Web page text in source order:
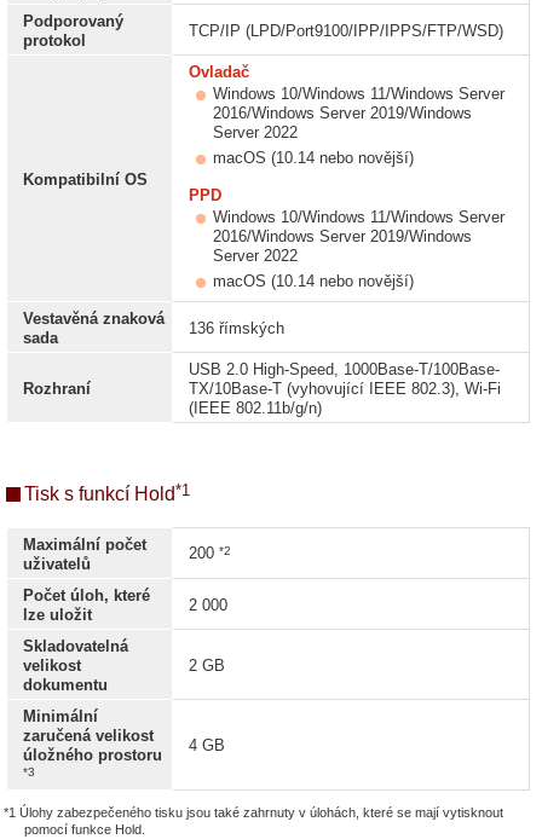
Podporovaný
protokol
TCP/IP (LPD/Port9100/IPP/IPPS/FTP/WSD)
Kompatibilní OS
Ovladač
Windows 10/Windows 11/Windows Server
2016/Windows Server 2019/Windows
Server 2022
macOS (10.14 nebo novější)
PPD
Windows 10/Windows 11/Windows Server
2016/Windows Server 2019/Windows
Server 2022
macOS (10.14 nebo novější)
Vestavěná znaková
sada
136 římských
Rozhraní
USB 2.0 High-Speed, 1000Base-T/100Base-
TX/10Base-T (vyhovující IEEE 802.3), Wi-Fi
(IEEE 802.11b/g/n)
Tisk s funkcí Hold*1
Maximální počet
uživatelů
200 *2
Počet úloh, které
lze uložit
2 000
Skladovatelná
velikost
dokumentu
2 GB
Minimální
zaručená velikost
úložného prostoru
*3
4 GB
*1 Úlohy zabezpečeného tisku jsou také zahrnuty v úlohách, které se mají vytisknout
pomocí funkce Hold.